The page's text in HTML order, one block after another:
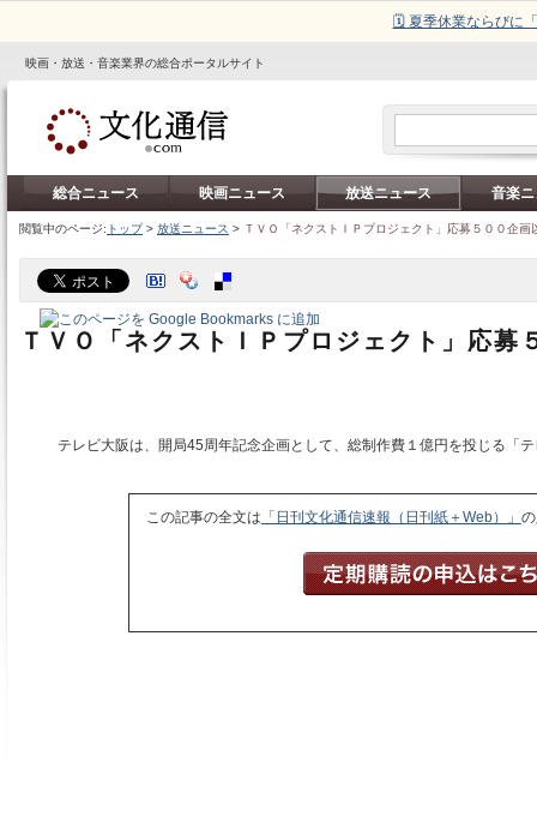
🗓️ 夏季休業ならびに
映画・放送・音楽業界の総合ポータルサイト
総合ニュース 映画ニュース 放送ニュース 音楽
閲覧中のページ: トップ> 放送ニュース > ＴＶＯ「ネクストＩＰプロジェクト」応募５００企画
ＴＶＯ「ネクストＩＰプロジェクト」応募
テレビ大阪は、開局45周年記念企画として、総制作費１億円を投じる「
この記事の全文は 「日刊文化通信速報（日刊紙＋Web）」